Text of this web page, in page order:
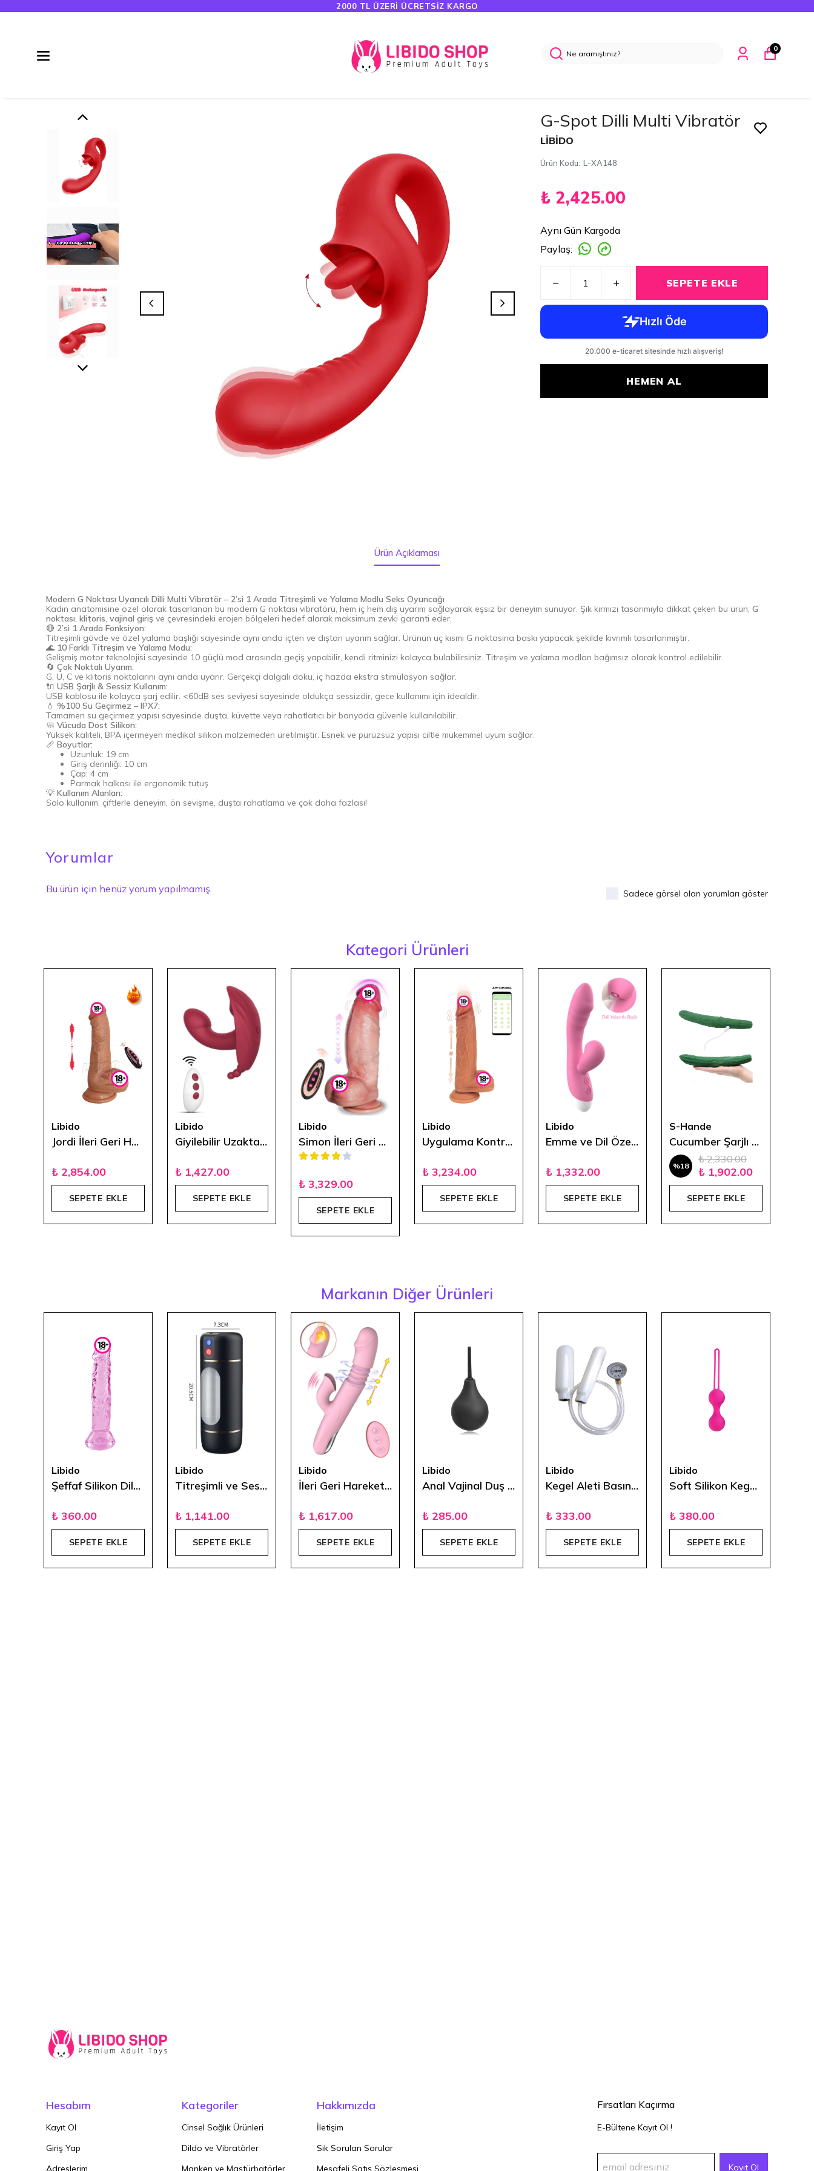
HAVALE ÖDEMELERINDE %5 İNDIRIM
0
G-Spot Dilli Multi Vibratör
LİBİDO
Ürün Kodu: L-XA148
₺ 2,425.00
Aynı Gün Kargoda
Paylaş:
SEPETE EKLE
HEMEN AL
Ürün Açıklaması
Modern G Noktası Uyarıcılı Dilli Multi Vibratör – 2’si 1 Arada Titreşimli ve Yalama Modlu Seks Oyuncağı
Kadın anatomisine özel olarak tasarlanan bu modern G noktası vibratörü, hem iç hem dış uyarım sağlayarak eşsiz bir deneyim sunuyor. Şık kırmızı tasarımıyla dikkat çeken bu ürün; G
noktası, klitoris, vajinal giriş ve çevresindeki erojen bölgeleri hedef alarak maksimum zevki garanti eder.
🔴 2’si 1 Arada Fonksiyon:
Titreşimli gövde ve özel yalama başlığı sayesinde aynı anda içten ve dıştan uyarım sağlar. Ürünün uç kısmı G noktasına baskı yapacak şekilde kıvrımlı tasarlanmıştır.
🌊 10 Farklı Titreşim ve Yalama Modu:
Gelişmiş motor teknolojisi sayesinde 10 güçlü mod arasında geçiş yapabilir, kendi ritminizi kolayca bulabilirsiniz. Titreşim ve yalama modları bağımsız olarak kontrol edilebilir.
🔄 Çok Noktalı Uyarım:
G, U, C ve klitoris noktalarını aynı anda uyarır. Gerçekçi dalgalı doku, iç hazda ekstra stimülasyon sağlar.
🔌 USB Şarjlı & Sessiz Kullanım:
USB kablosu ile kolayca şarj edilir. <60dB ses seviyesi sayesinde oldukça sessizdir, gece kullanımı için idealdir.
💧 %100 Su Geçirmez – IPX7:
Tamamen su geçirmez yapısı sayesinde duşta, küvette veya rahatlatıcı bir banyoda güvenle kullanılabilir.
🧼 Vücuda Dost Silikon:
Yüksek kaliteli, BPA içermeyen medikal silikon malzemeden üretilmiştir. Esnek ve pürüzsüz yapısı ciltle mükemmel uyum sağlar.
📏 Boyutlar:
Uzunluk: 19 cm
Giriş derinliği: 10 cm
Çap: 4 cm
Parmak halkası ile ergonomik tutuş
💡 Kullanım Alanları:
Solo kullanım, çiftlerle deneyim, ön sevişme, duşta rahatlama ve çok daha fazlası!
Yorumlar
Bu ürün için henüz yorum yapılmamış. Sadece görsel olan yorumları göster
Kategori Ürünleri
Libido
Jordi İleri Geri Hareketli Uzaktan Kumandalı Titreşimli Vibratör 20 cm
₺ 2,854.00
SEPETE EKLE
Libido
Giyilebilir Uzaktan Kumandalı G-Spot Vibratör
₺ 1,427.00
SEPETE EKLE
Libido
Simon İleri Geri Hareketli Isıtmalı Uzaktan Kumandalı Titreşimli Vibratör 22 cm
₺ 3,329.00
SEPETE EKLE
Libido
Uygulama Kontrollü İleri Geri Hareketli Gerçek Ten Dokulu Dildo
₺ 3,234.00
SEPETE EKLE
Libido
Emme ve Dil Özellikli Curved Rabbit Vibratör - Pembe
₺ 1,332.00
SEPETE EKLE
S-Hande
Cucumber Şarjlı Vibratör 25.5cm
%18
₺ 2,330.00
₺ 1,902.00
SEPETE EKLE
Markanın Diğer Ürünleri
Libido
Şeffaf Silikon Dildo 14 cm - Pembe
₺ 360.00
SEPETE EKLE
Libido
Titreşimli ve Sesli Şarjlı Masturbatör
₺ 1,141.00
SEPETE EKLE
Libido
İleri Geri Hareketli Titreşimli Isıtmalı Rabbit Vibratör
₺ 1,617.00
SEPETE EKLE
Libido
Anal Vajinal Duş Temizleyici Siyah 220 ml
₺ 285.00
SEPETE EKLE
Libido
Kegel Aleti Basınç Göstergeli
₺ 333.00
SEPETE EKLE
Libido
Soft Silikon Kegel Egzersiz Topu
₺ 380.00
SEPETE EKLE
Hesabım
Kayıt Ol
Giriş Yap
Adreslerim
Kategoriler
Cinsel Sağlık Ürünleri
Dildo ve Vibratörler
Manken ve Mastürbatörler
Hakkımızda
İletişim
Sık Sorulan Sorular
Mesafeli Satış Sözleşmesi
Fırsatları Kaçırma
E-Bültene Kayıt Ol !
Kayıt Ol